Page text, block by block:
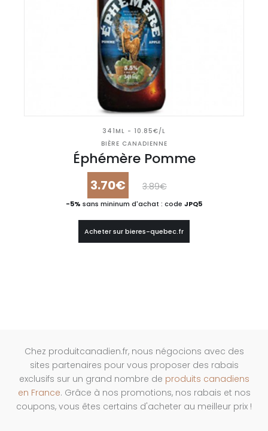
341ML - 10.85€/L
BIÈRE CANADIENNE
Éphémère Pomme
3.70€ 3.89€
-5% sans mininum d'achat : code JPQ5
Acheter sur bieres-quebec.fr
Chez produitcanadien.fr, nous négocions avec des
sites partenaires pour vous proposer des rabais
exclusifs sur un grand nombre de produits canadiens
en France. Grâce à nos promotions, nos rabais et nos
coupons, vous êtes certains d'acheter au meilleur prix !